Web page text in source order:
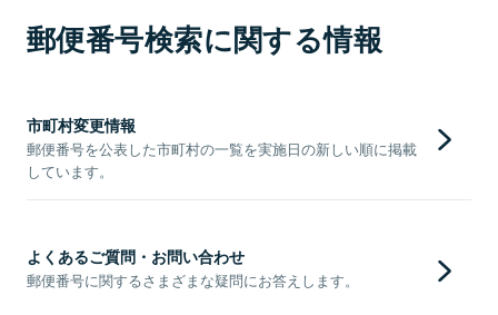
郵便番号検索に関する情報
市町村変更情報
郵便番号を公表した市町村の一覧を実施日の新しい順に掲載
しています。
よくあるご質問・お問い合わせ
郵便番号に関するさまざまな疑問にお答えします。